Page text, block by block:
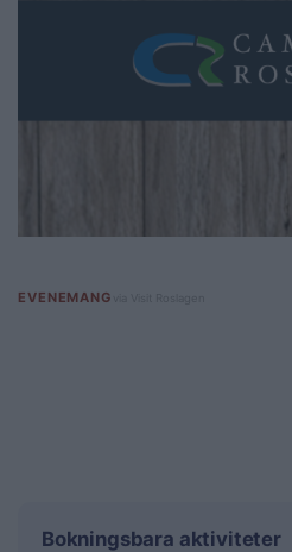
Bokningsbara aktiviteter